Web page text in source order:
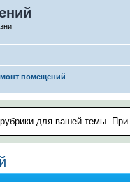
помещений
для вашей темы.